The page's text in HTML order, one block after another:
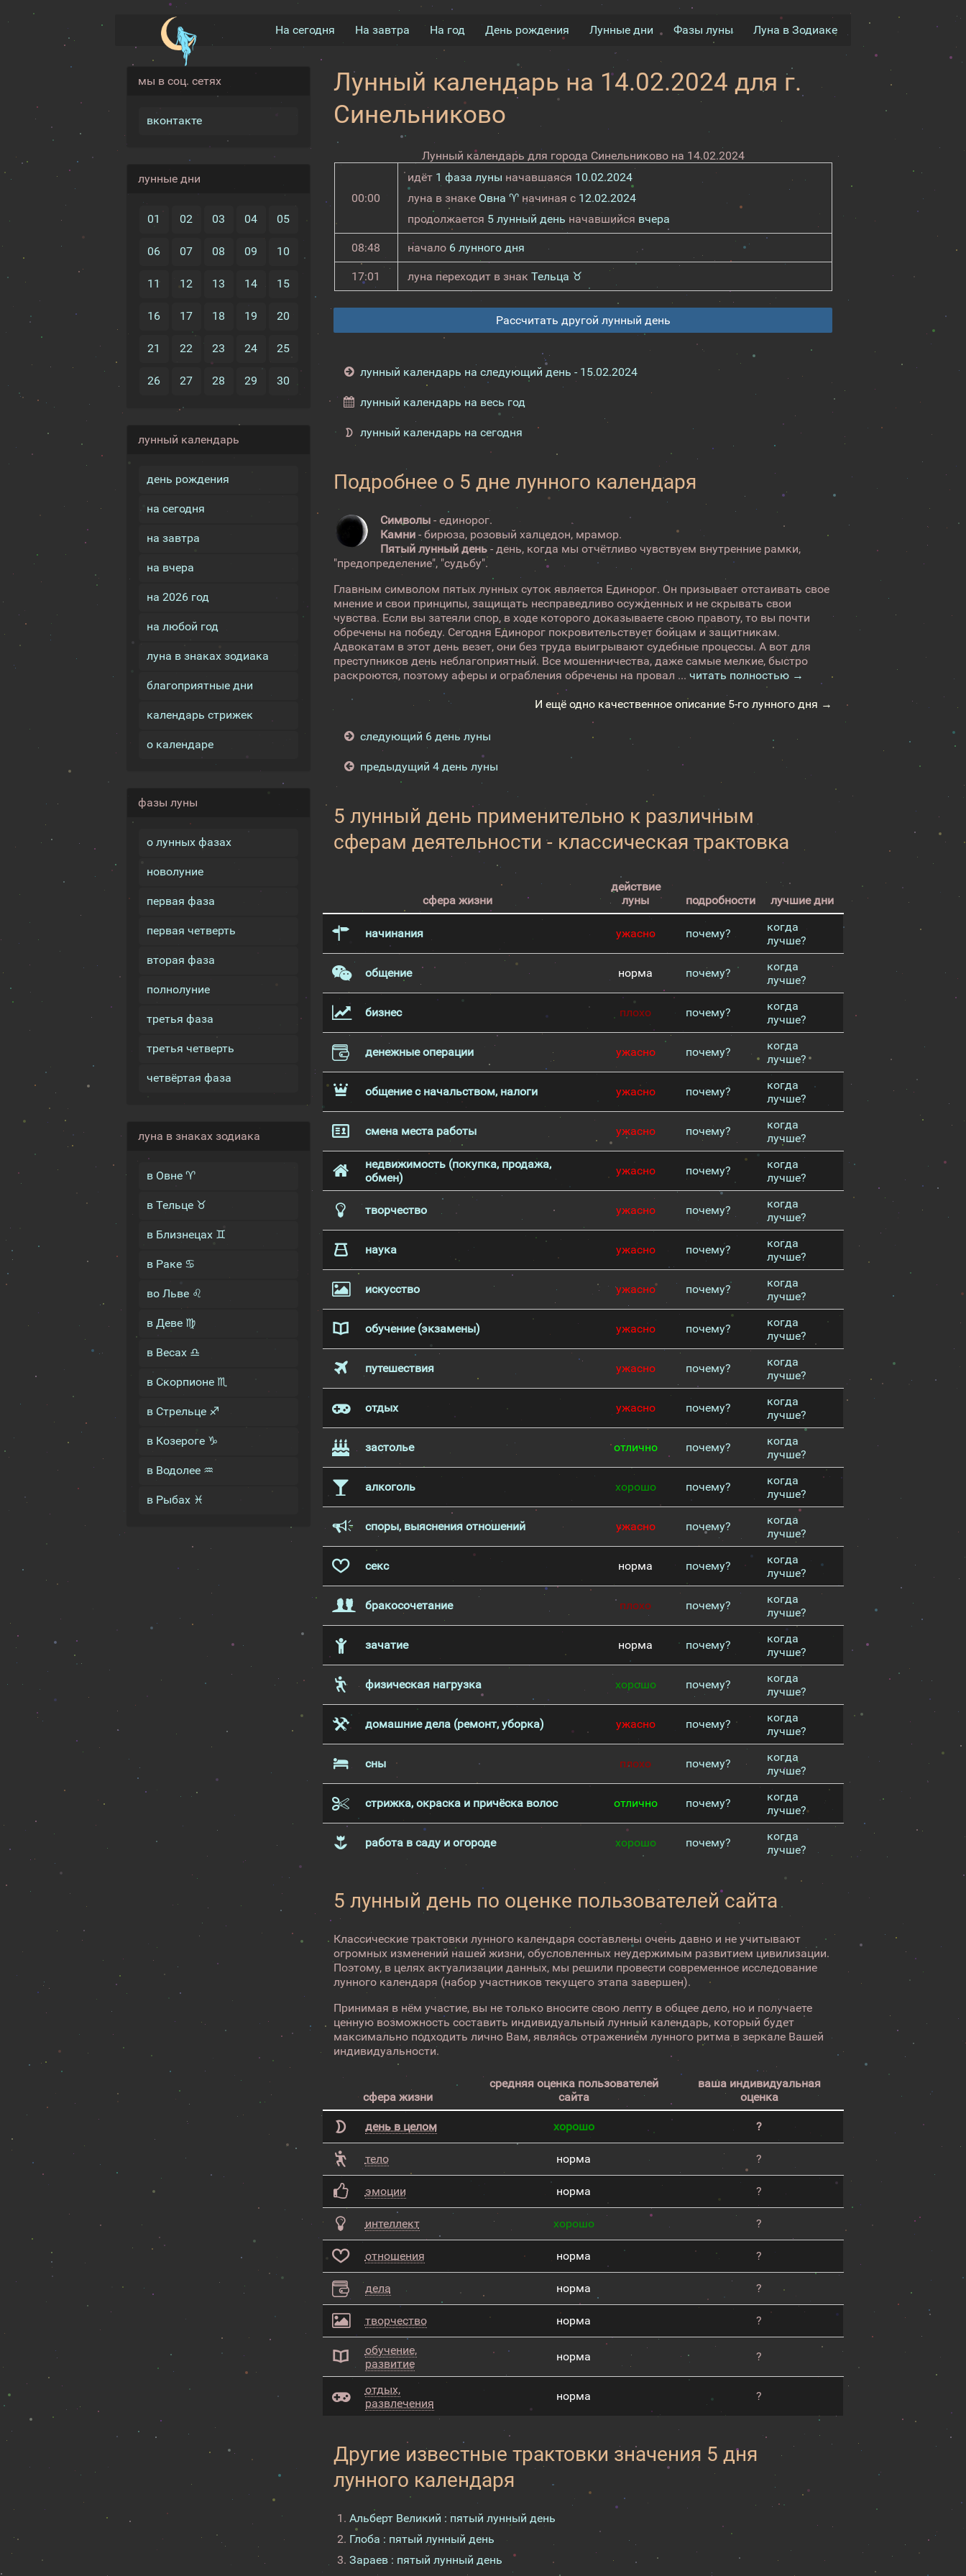
На сегодня На завтра На год День рождения Лунные дни Фазы луны Луна в Зодиаке
мы в соц. сетях
вконтакте
лунные дни
01 02 03 04 05
06 07 08 09 10
11 12 13 14 15
16 17 18 19 20
21 22 23 24 25
26 27 28 29 30
лунный календарь
день рождения
на сегодня
на завтра
на вчера
на 2026 год
на любой год
луна в знаках зодиака
благоприятные дни
календарь стрижек
о календаре
фазы луны
о лунных фазах
новолуние
первая фаза
первая четверть
вторая фаза
полнолуние
третья фаза
третья четверть
четвёртая фаза
луна в знаках зодиака
в Овне ♈
в Тельце ♉
в Близнецах ♊
в Раке ♋
во Льве ♌
в Деве ♍
в Весах ♎
в Скорпионе ♏
в Стрельце ♐
в Козероге ♑
в Водолее ♒
в Рыбах ♓
Лунный календарь на 14.02.2024 для г.
Синельниково
Лунный календарь для города Синельниково на 14.02.2024
00:00
идёт 1 фаза луны начавшаяся 10.02.2024
луна в знаке Овна ♈начиная с 12.02.2024
продолжается 5 лунный день начавшийся вчера
08:48 начало 6 лунного дня
17:01 луна переходит в знак Тельца ♉
Рассчитать другой лунный день
лунный календарь на следующий день - 15.02.2024
лунный календарь на весь год
лунный календарь на сегодня
Подробнее о 5 дне лунного календаря
Символы - единорог.
Камни - бирюза, розовый халцедон, мрамор.
Пятый лунный день - день, когда мы отчётливо чувствуем внутренние рамки,
"предопределение", "судьбу".
Главным символом пятых лунных суток является Единорог. Он призывает отстаивать свое
мнение и свои принципы, защищать несправедливо осужденных и не скрывать свои
чувства. Если вы затеяли спор, в ходе которого доказываете свою правоту, то вы почти
обречены на победу. Сегодня Единорог покровительствует бойцам и защитникам.
Адвокатам в этот день везет, они без труда выигрывают судебные процессы. А вот для
преступников день неблагоприятный. Все мошенничества, даже самые мелкие, быстро
раскроются, поэтому аферы и ограбления обречены на провал ...читать полностью →
И ещё одно качественное описание 5-го лунного дня →
следующий 6 день луны
предыдущий 4 день луны
5 лунный день применительно к различным
сферам деятельности - классическая трактовка
сфера жизни
действие
луны
подробности лучшие дни
начинания ужасно почему?
когда
лучше?
общение норма почему?
когда
лучше?
бизнес плохо почему?
когда
лучше?
денежные операции ужасно почему?
когда
лучше?
общение с начальством, налоги ужасно почему?
когда
лучше?
смена места работы ужасно почему?
когда
лучше?
недвижимость (покупка, продажа,
обмен)
ужасно почему?
когда
лучше?
творчество ужасно почему?
когда
лучше?
наука ужасно почему?
когда
лучше?
искусство ужасно почему?
когда
лучше?
обучение (экзамены) ужасно почему?
когда
лучше?
путешествия ужасно почему?
когда
лучше?
отдых ужасно почему?
когда
лучше?
застолье отлично почему?
когда
лучше?
алкоголь хорошо почему?
когда
лучше?
споры, выяснения отношений ужасно почему?
когда
лучше?
секс норма почему?
когда
лучше?
бракосочетание плохо почему?
когда
лучше?
зачатие норма почему?
когда
лучше?
физическая нагрузка хорошо почему?
когда
лучше?
домашние дела (ремонт, уборка) ужасно почему?
когда
лучше?
сны плохо почему?
когда
лучше?
стрижка, окраска и причёска волос отлично почему?
когда
лучше?
работа в саду и огороде хорошо почему?
когда
лучше?
5 лунный день по оценке пользователей сайта
Классические трактовки лунного календаря составлены очень давно и не учитывают
огромных изменений нашей жизни, обусловленных неудержимым развитием цивилизации.
Поэтому, в целях актуализации данных, мы решили провести современное исследование
лунного календаря (набор участников текущего этапа завершен).
Принимая в нём участие, вы не только вносите свою лепту в общее дело, но и получаете
ценную возможность составить индивидуальный лунный календарь, который будет
максимально подходить лично Вам, являясь отражением лунного ритма в зеркале Вашей
индивидуальности.
сфера жизни
средняя оценка пользователей
сайта
ваша индивидуальная
оценка
день в целом хорошо ?
тело норма ?
эмоции норма ?
интеллект хорошо ?
отношения норма ?
дела норма ?
творчество норма ?
обучение,
развитие
норма ?
отдых,
развлечения
норма ?
Другие известные трактовки значения 5 дня
лунного календаря
Альберт Великий : пятый лунный день
Глоба : пятый лунный день
Зараев : пятый лунный день